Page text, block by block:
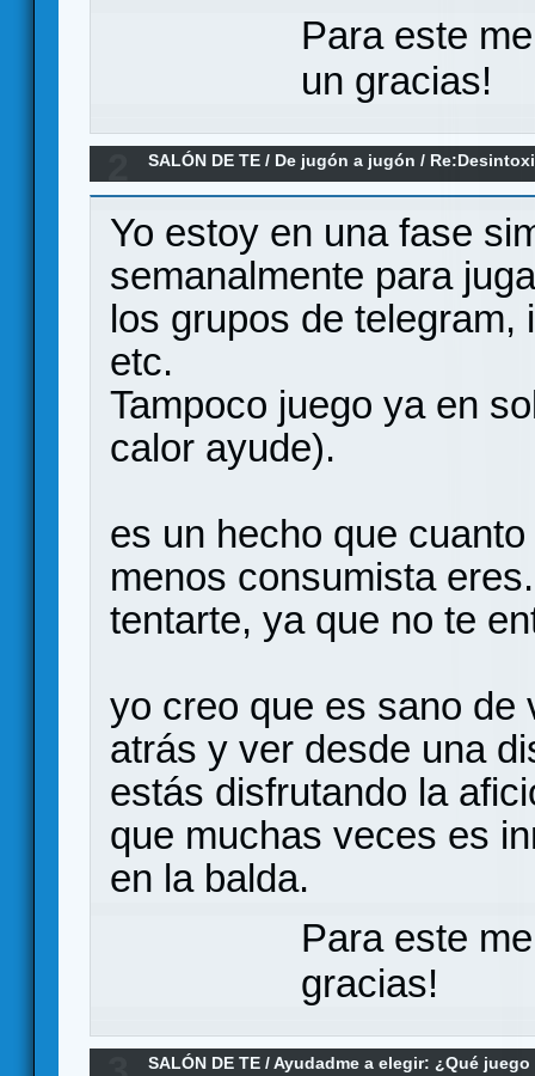
Para este
un gracias!
SALÓN DE TE / De jugón a jugón /
Yo estoy en una fase
semanalmente para
los grupos de
etc.
Tampoco juego ya en
calor ayude).
es un hecho que
menos consumista
tentarte, ya que no te
yo creo que es sano de
atrás y ver desde una
estás disfrutando la
que muchas veces es
en la balda.
Para este
gracias!
SALÓN DE TE /Ayudadme a elegir: ¿Qué